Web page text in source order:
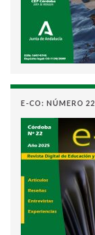
E-CO: NÚMERO 22